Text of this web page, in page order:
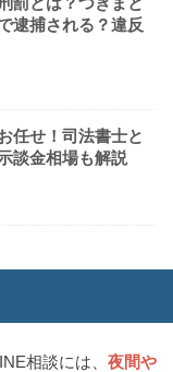
逮捕される？違反
任せ！司法書士と
談金相場も解説
相談には、 夜間や